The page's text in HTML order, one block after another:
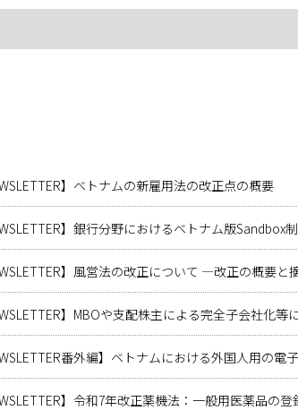
】ベトナムの新雇用法の改正点の概要
】銀行分野におけるベトナム版Sandbox
】風営法の改正について ―改正の概要
】MBOや支配株主による完全子会社化
番外編】ベトナムにおける外国人用の電
】令和7年改正薬機法：一般用医薬品の